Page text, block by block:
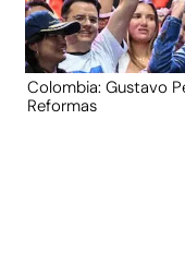
Colombia: Gustavo
Reformas